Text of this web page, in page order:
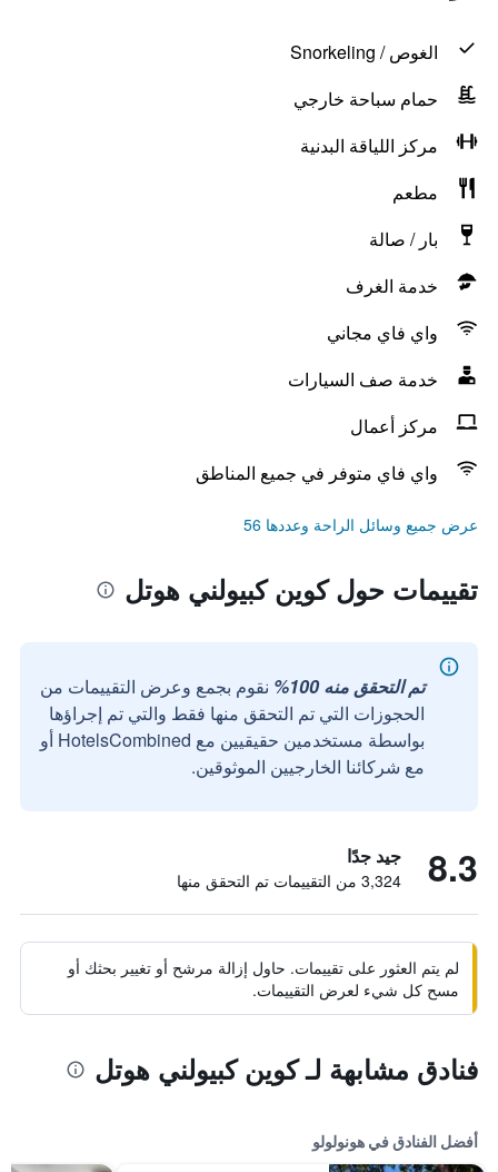
الغوص / Snorkeling
حمام سباحة خارجي
مركز اللياقة البدنية
مطعم
بار / صالة
خدمة الغرف
واي فاي مجاني
خدمة صف السيارات
مركز أعمال
واي فاي متوفر في جميع المناطق
عرض جميع وسائل الراحة وعددها 56
تقييمات حول كوين كبيولني هوتل
تم التحقق منه 100%
نقوم بجمع وعرض التقييمات من
الحجوزات التي تم التحقق منها فقط والتي تم إجراؤها
بواسطة مستخدمين حقيقيين مع HotelsCombined أو
مع شركائنا الخارجيين الموثوقين.
8.3 جيد جدًا
3,324 من التقييمات تم التحقق منها
لم يتم العثور على تقييمات. حاول إزالة مرشح أو تغيير بحثك أو
مسح كل شيء لعرض التقييمات.
فنادق مشابهة لـ كوين كبيولني هوتل
أفضل الفنادق في هونولولو